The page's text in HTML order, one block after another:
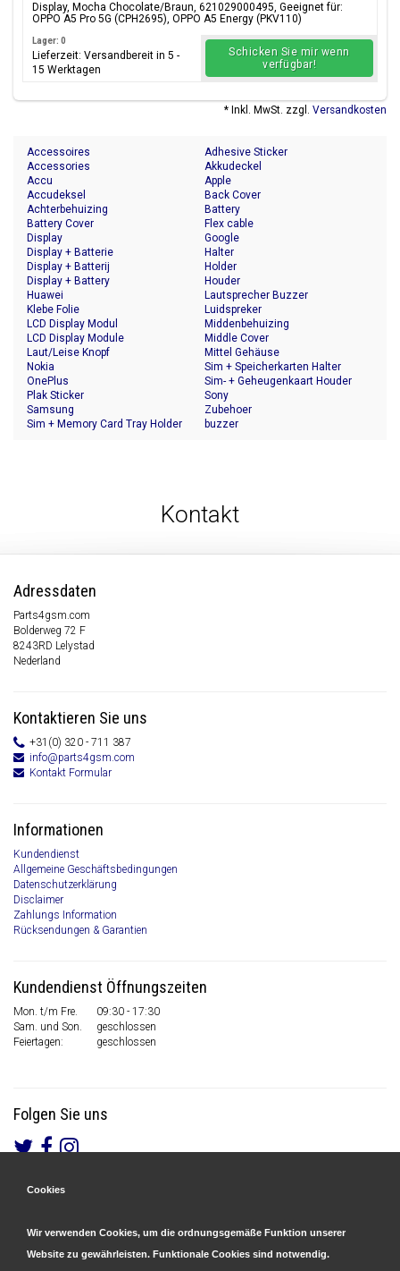
Display, Mocha Chocolate/Braun, 621029000495, Geeignet für:
OPPO A5 Pro 5G (CPH2695), OPPO A5 Energy (PKV110)
Lager: 0
Lieferzeit: Versandbereit in 5 -
15 Werktagen
Schicken Sie mir wenn
verfügbar!
* Inkl. MwSt. zzgl. Versandkosten
Accessoires
Accessories
Accu
Accudeksel
Achterbehuizing
Adhesive Sticker
Akkudeckel
Apple
Back Cover
Battery
Battery Cover
Display
Display + Batterie
Display + Batterij
Display + Battery
Flex cable
Google
Halter
Holder
Houder
Huawei
Klebe Folie
LCD Display Modul
LCD Display Module
Laut/Leise Knopf
Lautsprecher Buzzer
Luidspreker
Middenbehuizing
Middle Cover
Mittel Gehäuse
Nokia
OnePlus
Plak Sticker
Samsung
Sim + Memory Card Tray Holder
Sim + Speicherkarten Halter
Sim- + Geheugenkaart Houder
Sony
Zubehoer
buzzer
Kontakt
Adressdaten
Parts4gsm.com
Bolderweg 72 F
8243RD Lelystad
Nederland
Kontaktieren Sie uns
+31(0) 320 - 711 387
info@parts4gsm.com
Kontakt Formular
Informationen
Kundendienst
Allgemeine Geschäftsbedingungen
Datenschutzerklärung
Disclaimer
Zahlungs Information
Rücksendungen & Garantien
Kundendienst Öffnungszeiten
Mon. t/m Fre.
09:30 - 17:30
Sam. und Son.
geschlossen
Feiertagen:
geschlossen
Folgen Sie uns
Cookies
Wir verwenden Cookies, um die ordnungsgemäße Funktion unserer
Website zu gewährleisten. Funktionale Cookies sind notwendig.